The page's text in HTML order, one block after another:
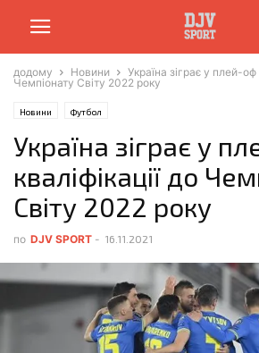
додому Новини
Україна зіграє у плей-оф
Чемпіонату Світу 2022 року
Новини Футбол
Україна зіграє у
кваліфікації до
Світу 2022 року
по DJV SPORT - 16.11.2021